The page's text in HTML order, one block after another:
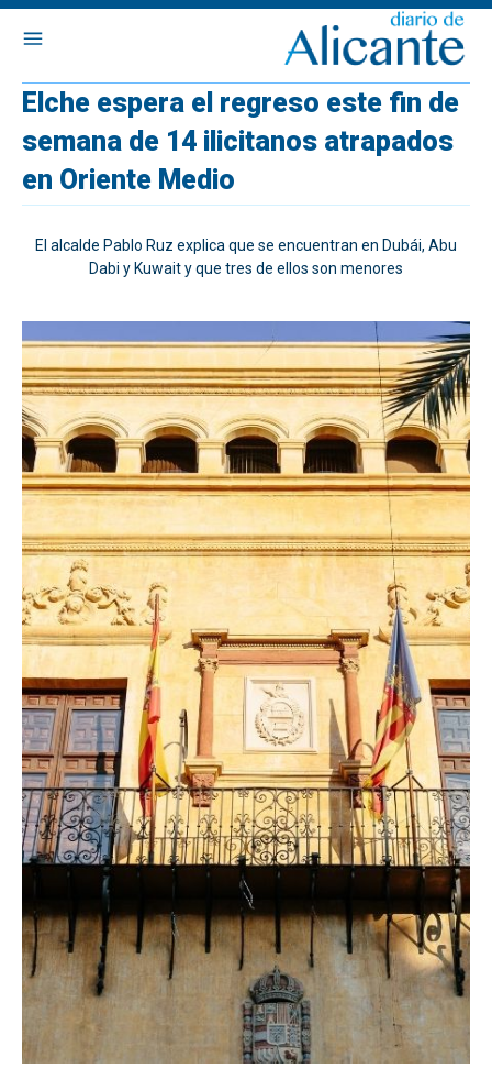
Elche espera el regreso este fin de
semana de 14 ilicitanos atrapados
en Oriente Medio
El alcalde Pablo Ruz explica que se encuentran en Dubái, Abu
Dabi y Kuwait y que tres de ellos son menores